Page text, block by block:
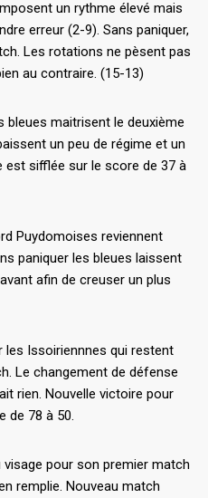
un rythme élevé mais
erreur (2-9). Sans paniquer,
Les rotations ne pèsent pas
au contraire. (15-13)
bleues maitrisent le deuxième
un peu de régime et un
sifflée sur le score de 37 à
Puydomoises reviennent
paniquer les bleues laissent
afin de creuser un plus
les Issoiriennnes qui restent
Le changement de défense
rien. Nouvelle victoire pour
de 78 à 50.
visage pour son premier match
remplie. Nouveau match